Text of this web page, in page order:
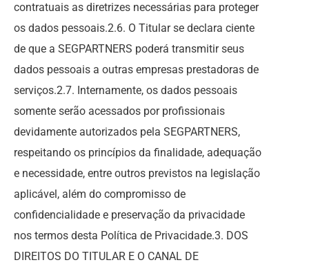
contratuais as diretrizes necessárias para proteger
os dados pessoais.2.6. O Titular se declara ciente
de que a SEGPARTNERS poderá transmitir seus
dados pessoais a outras empresas prestadoras de
serviços.2.7. Internamente, os dados pessoais
somente serão acessados por profissionais
devidamente autorizados pela SEGPARTNERS,
respeitando os princípios da finalidade, adequação
e necessidade, entre outros previstos na legislação
aplicável, além do compromisso de
confidencialidade e preservação da privacidade
nos termos desta Política de Privacidade.3. DOS
DIREITOS DO TITULAR E O CANAL DE